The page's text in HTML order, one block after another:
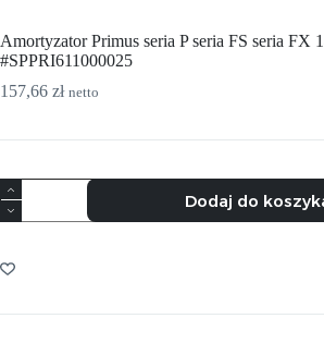
Amortyzator Primus seria P seria FS seria FX
#SPPRI611000025
157,66 zł netto
ilość
Amortyzator
Primus
P
seria
seria
Dodaj do